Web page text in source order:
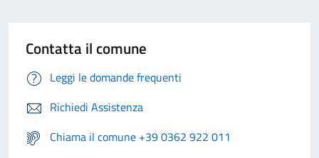
Contatta il comune
Leggi le domande frequenti
Richiedi Assistenza
Chiama il comune +39 0362 922 011